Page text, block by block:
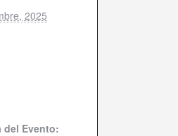
2025
del Evento: